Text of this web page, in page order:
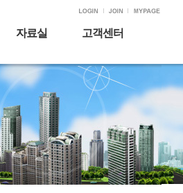
자료실 고객센터